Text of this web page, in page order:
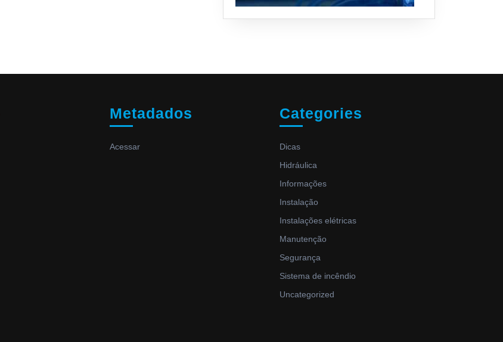
Metadados
Acessar
Categories
Dicas
Hidráulica
Informações
Instalação
Instalações elétricas
Manutenção
Segurança
Sistema de incêndio
Uncategorized